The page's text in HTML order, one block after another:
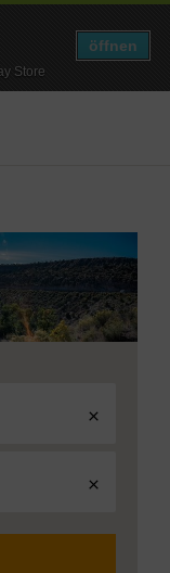
Store
öffnen